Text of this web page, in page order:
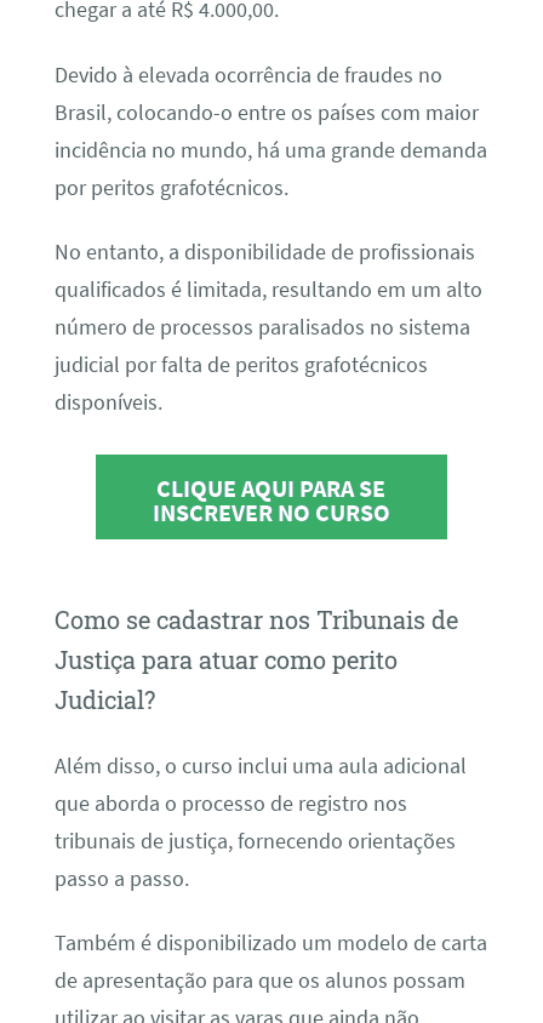
chegar a até R$ 4.000,00.
Devido à elevada ocorrência de fraudes no
Brasil, colocando-o entre os países com maior
incidência no mundo, há uma grande demanda
por peritos grafotécnicos.
No entanto, a disponibilidade de profissionais
qualificados é limitada, resultando em um alto
número de processos paralisados no sistema
judicial por falta de peritos grafotécnicos
disponíveis.
CLIQUE AQUI PARA SE
INSCREVER NO CURSO
Como se cadastrar nos Tribunais de
Justiça para atuar como perito
Judicial?
Além disso, o curso inclui uma aula adicional
que aborda o processo de registro nos
tribunais de justiça, fornecendo orientações
passo a passo.
Também é disponibilizado um modelo de carta
de apresentação para que os alunos possam